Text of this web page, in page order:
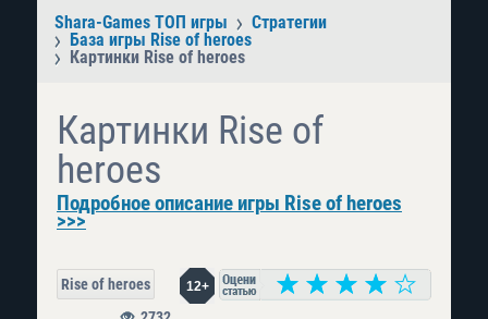
Shara-Games ТОП игры
Стратегии
База игры Rise of heroes
Картинки Rise of heroes
Картинки Rise of
heroes
Подробное описание игры Rise of heroes
>>>
Rise of heroes 12+